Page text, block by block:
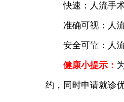
快速：人流手术
准确可视：人流
安全可靠：人流
健康小提示：
约，同时申请就诊优